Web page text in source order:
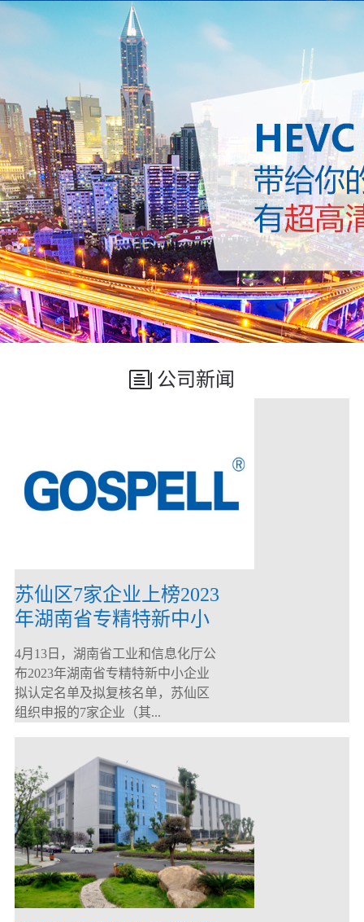
公司新闻
苏仙区7家企业上榜2023
年湖南省专精特新中小
企业
4月13日，湖南省工业和信息化厅公
布2023年湖南省专精特新中小企业
拟认定名单及拟复核名单，苏仙区
组织申报的7家企业（其...